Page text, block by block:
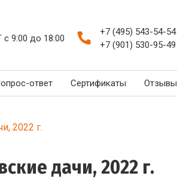
9:00 до 18:00
+7 (495) 543-54-54
+7 (901) 530-95-49
ответ Сертификаты Отзывы
2022 г.
дачи, 2022 г.